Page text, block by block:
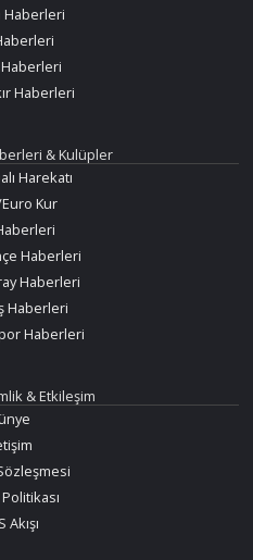
Haberleri
Haberleri
Haberleri
& Kulüpler
Harekatı
Kur
Haberleri
Haberleri
Haberleri
Haberleri
& Etkileşim
Akışı